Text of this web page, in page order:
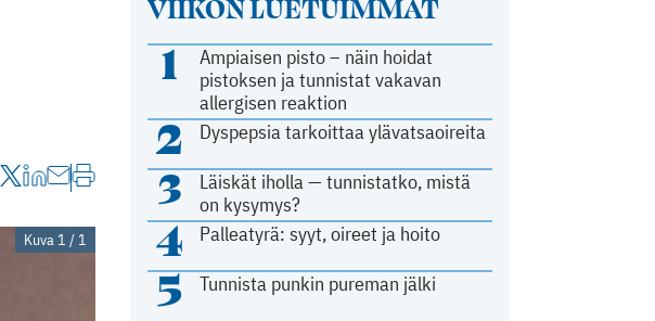
1
Ampiaisen pisto – näin hoidat
pistoksen ja tunnistat vakavan
allergisen reaktion
2 Dyspepsia tarkoittaa ylävatsaoireita
3
Läiskät iholla — tunnistatko, mistä
on kysymys?
4 Palleatyrä: syyt, oireet ja hoito
5 Tunnista punkin pureman jälki
Kuva 1 / 1